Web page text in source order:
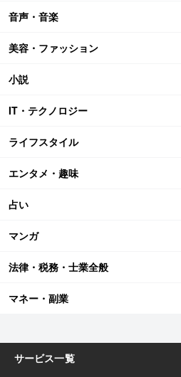
音声・音楽
美容・ファッション
小説
IT・テクノロジー
ライフスタイル
エンタメ・趣味
占い
マンガ
法律・税務・士業全般
マネー・副業